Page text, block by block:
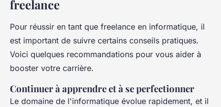
freelance
Pour réussir en tant que freelance en informatique, il
est important de suivre certains conseils pratiques.
Voici quelques recommandations pour vous aider à
booster votre carrière.
Continuer à apprendre et à se perfectionner
Le domaine de l'informatique évolue rapidement, et il